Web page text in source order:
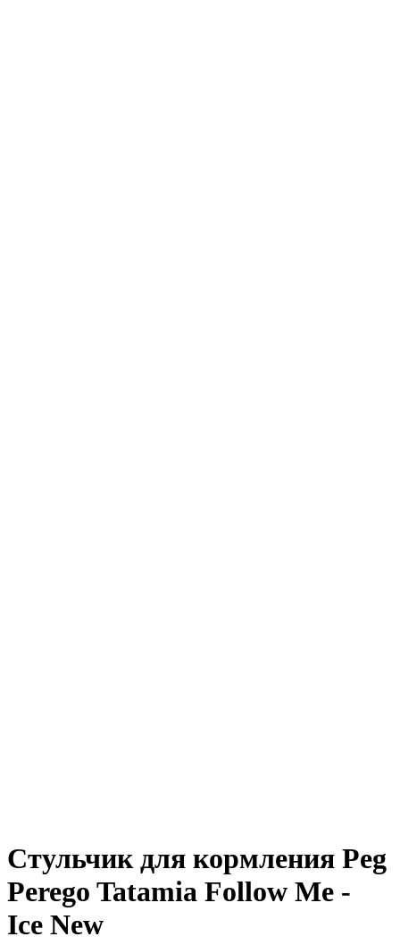
Стульчик для кормления Peg
Perego Tatamia Follow Me -
Ice New